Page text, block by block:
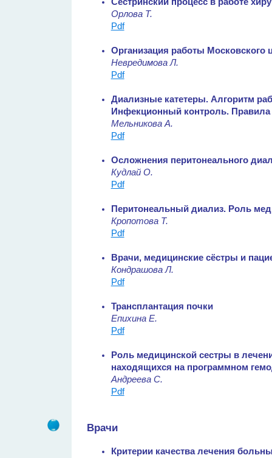
Орлова Т.
Pdf
Организация работы Московского
Невредимова Л.
Pdf
Диализные катетеры. Алгоритм
Инфекционный контроль. Правила
Мельникова А.
Pdf
Осложнения перитонеального
Кудлай О.
Pdf
Перитонеальный диализ. Роль
Кропотова Т.
Pdf
Врачи, медицинские сёстры и
Кондрашова Л.
Pdf
Трансплантация почки
Епихина Е.
Pdf
Роль медицинской сестры в
находящихся на программном
Андреева С.
Pdf
Врачи
Критерии качества лечения